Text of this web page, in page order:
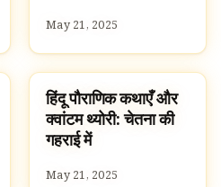
May 21, 2025
HINDUISM
हिंदू पौराणिक कथाएँ और
क्वांटम थ्योरी: चेतना की
गहराई में
May 21, 2025